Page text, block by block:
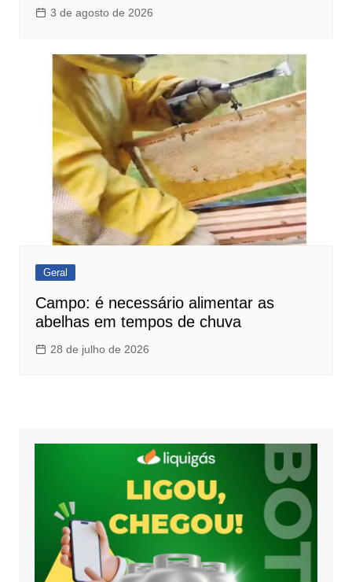
3 de agosto de 2026
Geral
Campo: é necessário alimentar as
abelhas em tempos de chuva
28 de julho de 2026